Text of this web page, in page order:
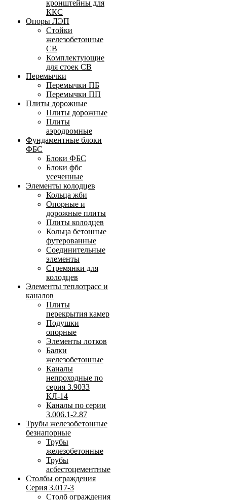
кронштейны для
ККС
Опоры ЛЭП
Стойки
железобетонные
СВ
Комплектующие
для стоек СВ
Перемычки
Перемычки ПБ
Перемычки ПП
Плиты дорожные
Плиты дорожные
Плиты
аэродромные
Фундаментные блоки
ФБС
Блоки ФБС
Блоки фбс
усеченные
Элементы колодцев
Кольца жби
Опорные и
дорожные плиты
Плиты колодцев
Кольца бетонные
футерованные
Соединительные
элементы
Стремянки для
колодцев
Элементы теплотрасс и
каналов
Плиты
перекрытия камер
Подушки
опорные
Элементы лотков
Балки
железобетонные
Каналы
непроходные по
серия 3.9033
КЛ-14
Каналы по серии
3.006.1-2.87
Трубы железобетонные
безнапорные
Трубы
железобетонные
Трубы
асбестоцементные
Столбы ограждения
Серия 3.017-3
Столб ограждения